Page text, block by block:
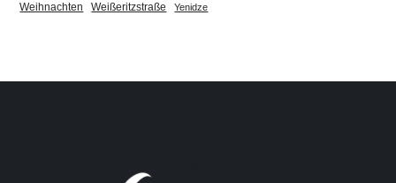
Weihnachten Weißeritzstraße Yenidze